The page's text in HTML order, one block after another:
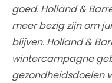
goed. Holland &
meer bezig zijn om
blijven. Holland &
wintercampagne
gezondheidsdoelen